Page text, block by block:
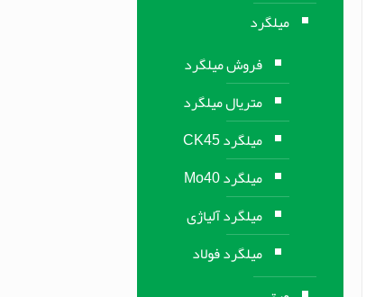
میلگرد
فروش میلگرد
متریال میلگرد
میلگرد CK45
میلگرد Mo40
میلگرد آلیاژی
میلگرد فولاد